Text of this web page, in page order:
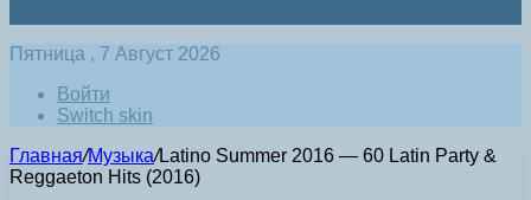
Пятница , 7 Август 2026
Войти
Switch skin
Главная/Музыка/Latino Summer 2016 — 60 Latin Party &
Reggaeton Hits (2016)